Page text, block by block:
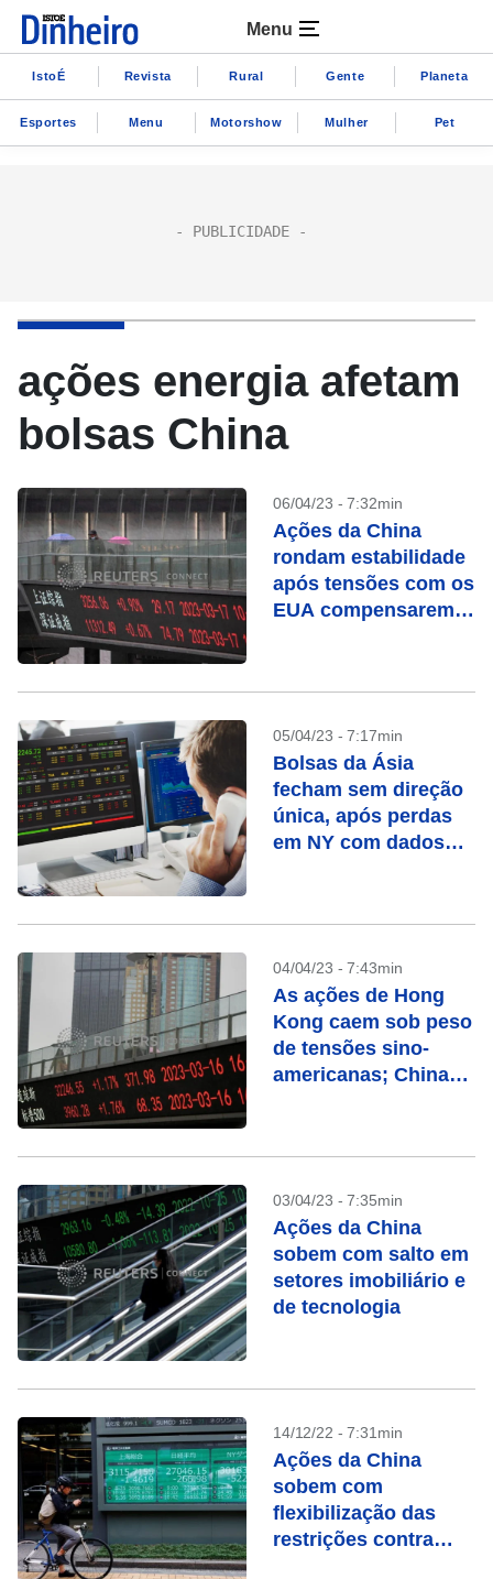
Menu
IstoÉ Revista Rural Gente Planeta
Esportes Menu Motorshow Mulher Pet
ações energia afetam
bolsas China
06/04/23 - 7:32min
Ações da China
rondam estabilidade
após tensões com os
EUA compensarem
05/04/23 - 7:17min
Bolsas da Ásia
fecham sem direção
única, após perdas
em NY com dados
04/04/23 - 7:43min
As ações de Hong
Kong caem sob peso
de tensões sino-
americanas; China
03/04/23 - 7:35min
Ações da China
sobem com salto em
setores imobiliário e
de tecnologia
14/12/22 - 7:31min
Ações da China
sobem com
flexibilização das
restrições contra